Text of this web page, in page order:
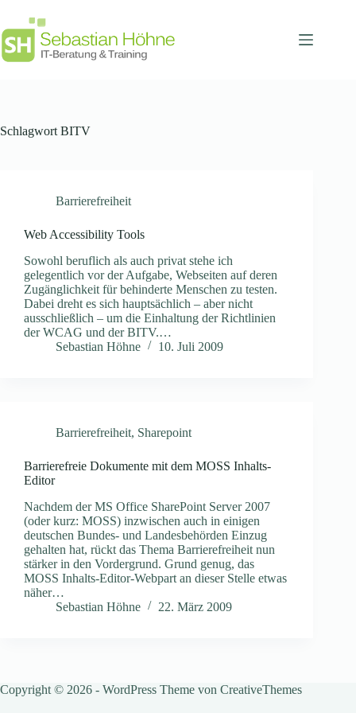
springen
Schlagwort BITV
Barrierefreiheit
Web Accessibility Tools
Sowohl beruflich als auch privat stehe ich
gelegentlich vor der Aufgabe, Webseiten auf deren
Zugänglichkeit für behinderte Menschen zu testen.
Dabei dreht es sich hauptsächlich – aber nicht
ausschließlich – um die Einhaltung der Richtlinien
der WCAG und der BITV.…
Sebastian Höhne
10. Juli 2009
Barrierefreiheit, Sharepoint
Barrierefreie Dokumente mit dem MOSS Inhalts-
Editor
Nachdem der MS Office SharePoint Server 2007
(oder kurz: MOSS) inzwischen auch in einigen
deutschen Bundes- und Landesbehörden Einzug
gehalten hat, rückt das Thema Barrierefreiheit nun
stärker in den Vordergrund. Grund genug, das
MOSS Inhalts-Editor-Webpart an dieser Stelle etwas
näher…
Sebastian Höhne
22. März 2009
Copyright © 2026 - WordPress Theme von CreativeThemes